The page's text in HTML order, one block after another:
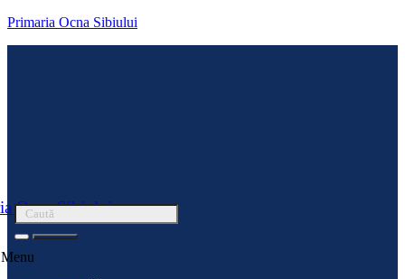
Primaria Ocna Sibiului
Ocna Sibiului
Menu